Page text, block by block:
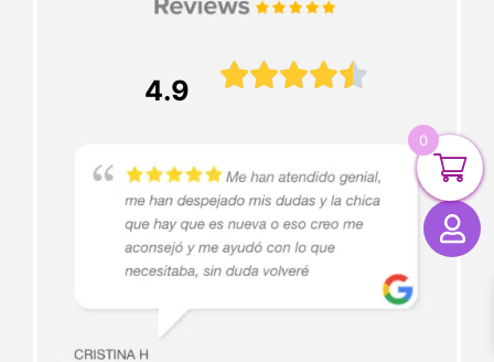
4.9 
0